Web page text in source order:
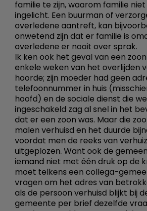
familie te zijn, waarom familie
ingelicht. Een buurman of
overledene aantreft, kan
onwetend zijn dat er familie is
overledene er nooit over sprak.
Ik ken ook het geval van een
enkele weken van het overlijden
hoorde; zijn moeder had geen
telefoonnummer in huis
hoofd) en de sociale dienst die
ingeschakeld zag al snel in het
dat er een zoon was. Maar die
malen verhuisd en het duurde
voordat men de reeks van
uitgeplozen. Want ook de
iemand niet met één druk op de
moet telkens een collega-
vragen om het adres van
als de persoon verhuisd blijkt bij
gemeente per brief dezelfde